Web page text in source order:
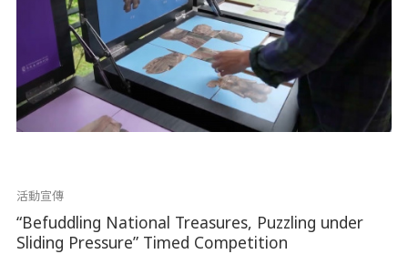
活動宣傳
“Befuddling National Treasures, Puzzling under
Sliding Pressure” Timed Competition